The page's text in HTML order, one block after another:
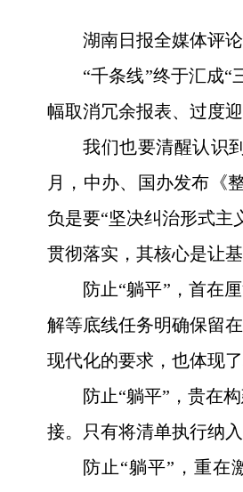
湖南日报全媒体评
“千条线”终于汇成“
幅取消冗余报表、过度
我们也要清醒认识
月，中办、国办发布《
负是要“坚决纠治形式主
贯彻落实，其核心是让
防止“躺平”，首在
解等底线任务明确保留
现代化的要求，也体现
防止“躺平”，贵在
接。只有将清单执行纳
防止“躺平”，重在